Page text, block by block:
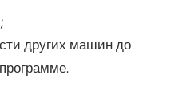
других машин до